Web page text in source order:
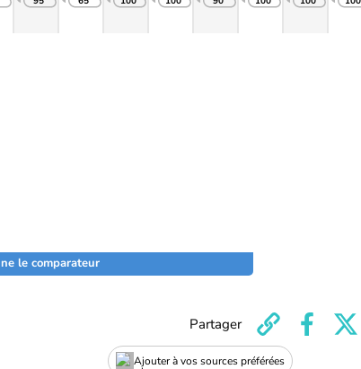
le comparateur
Ajouter à vos sources préférées
Partager